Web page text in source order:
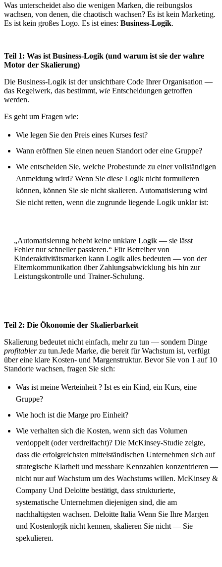
Was unterscheidet also die wenigen Marken, die reibungslos
wachsen, von denen, die chaotisch wachsen? Es ist kein Marketing.
Es ist kein großes Logo. Es ist eines: Business-Logik.
Teil 1: Was ist Business-Logik (und warum ist sie der wahre
Motor der Skalierung)
Die Business-Logik ist der unsichtbare Code Ihrer Organisation —
das Regelwerk, das bestimmt, wie Entscheidungen getroffen
werden.
Es geht um Fragen wie:
Wie legen Sie den Preis eines Kurses fest?
Wann eröffnen Sie einen neuen Standort oder eine Gruppe?
Wie entscheiden Sie, welche Probestunde zu einer vollständigen
Anmeldung wird? Wenn Sie diese Logik nicht formulieren
können, können Sie sie nicht skalieren. Automatisierung wird
Sie nicht retten, wenn die zugrunde liegende Logik unklar ist:
„Automatisierung behebt keine unklare Logik — sie lässt
Fehler nur schneller passieren.“ Für Betreiber von
Kinderaktivitätsmarken kann Logik alles bedeuten — von der
Elternkommunikation über Zahlungsabwicklung bis hin zur
Leistungskontrolle und Trainer-Schulung.
Teil 2: Die Ökonomie der Skalierbarkeit
Skalierung bedeutet nicht einfach, mehr zu tun — sondern Dinge
profitablerzu tun.Jede Marke, die bereit für Wachstum ist, verfügt
über eine klare Kosten- und Margenstruktur. Bevor Sie von 1 auf 10
Standorte wachsen, fragen Sie sich:
Was ist meine Wert­einheit ? Ist es ein Kind, ein Kurs, eine
Gruppe?
Wie hoch ist die Marge pro Einheit?
Wie verhalten sich die Kosten, wenn sich das Volumen
verdoppelt (oder verdreifacht)? Die McKinsey-Studie zeigte,
dass die erfolgreichsten mittelständischen Unternehmen sich auf
strategische Klarheit und messbare Kennzahlen konzentrieren —
nicht nur auf Wachstum um des Wachstums willen. McKinsey &
Company Und Deloitte bestätigt, dass strukturierte,
systematische Unternehmen diejenigen sind, die am
nachhaltigsten wachsen. Deloitte Italia Wenn Sie Ihre Margen
und Kostenlogik nicht kennen, skalieren Sie nicht — Sie
spekulieren.